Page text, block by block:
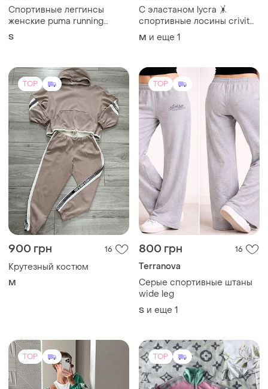
Спортивные леггинсы
женские puma running
лосины лосины s
S
С эластаном lycra 🤸
спортивные лосины crivit
💖 женские леггинсы для
фитнеса 🏋️ тайтсы для
M и еще 1
TOP
900 грн 16
Крутезный костюм
M
TOP
800 грн 16
Terranova
Серые спортивные штаны
wide leg
S и еще 1
TOP TOP